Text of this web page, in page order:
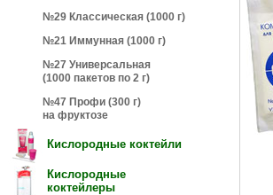
№29 Классическая (1000 г)
№21 Иммунная (1000 г)
№27 Универсальная
(1000 пакетов по 2 г)
№47 Профи (300 г)
на фруктозе
Кислородные коктейли
Кислородные
коктейлеры